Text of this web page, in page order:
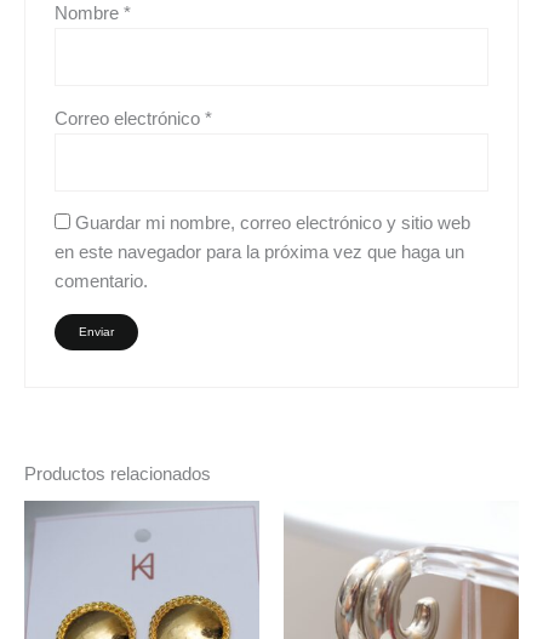
Nombre*
Correo electrónico*
Guardar mi nombre, correo electrónico y sitio web
en este navegador para la próxima vez que haga un
comentario.
Productos relacionados